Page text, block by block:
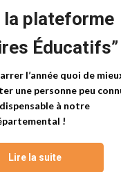
la plateforme
Éducatifs”
l’année quoi de
une personne peu
à notre
!
Lire la suite